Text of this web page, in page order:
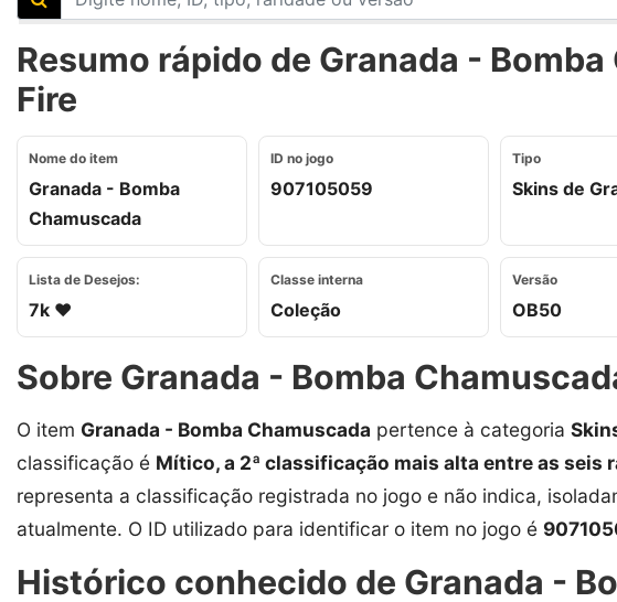
Resumo rápido de Granada -
Fire
Nome do item
Granada - Bomba
Chamuscada
ID no jogo
907105059
Tipo
Skins de
Lista de Desejos:
7k ❤️
Classe interna
Coleção
Versão
OB50
Sobre Granada - Bomba
O item Granada - Bomba Chamuscada pertence à categoria
classificação é Mítico, a 2ª classificação mais alta entre as seis
representa a classificação registrada no jogo e não indica,
atualmente. O ID utilizado para identificar o item no jogo é
Histórico conhecido de Granada -